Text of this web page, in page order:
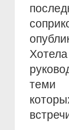
теми